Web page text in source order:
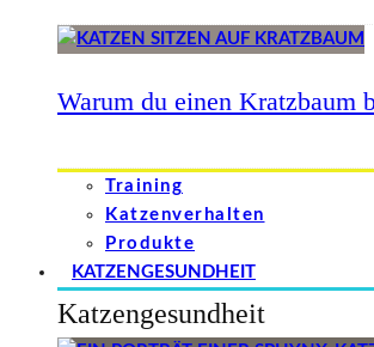
Warum du einen Kratzbaum
Training
Katzenverhalten
Produkte
KATZENGESUNDHEIT
Katzengesundheit